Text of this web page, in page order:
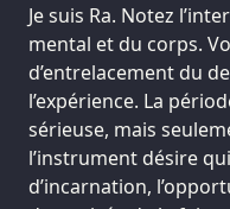
Je suis Ra. Notez
mental et du corps.
d’entrelacement du
l’expérience. La
sérieuse, mais
l’instrument désire
d’incarnation,